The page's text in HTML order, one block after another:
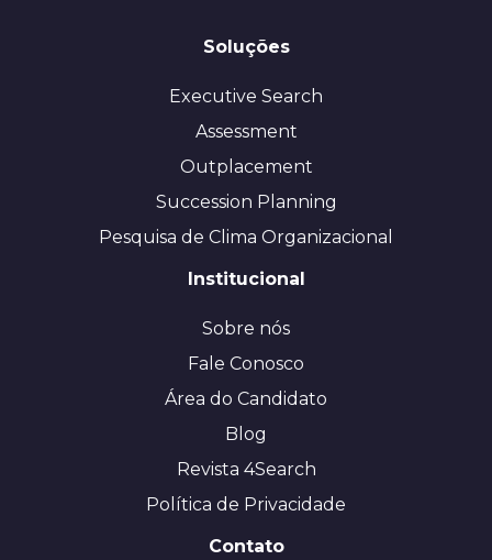
Soluções
Executive Search
Assessment
Outplacement
Succession Planning
Pesquisa de Clima Organizacional
Institucional
Sobre nós
Fale Conosco
Área do Candidato
Blog
Revista 4Search
Política de Privacidade
Contato